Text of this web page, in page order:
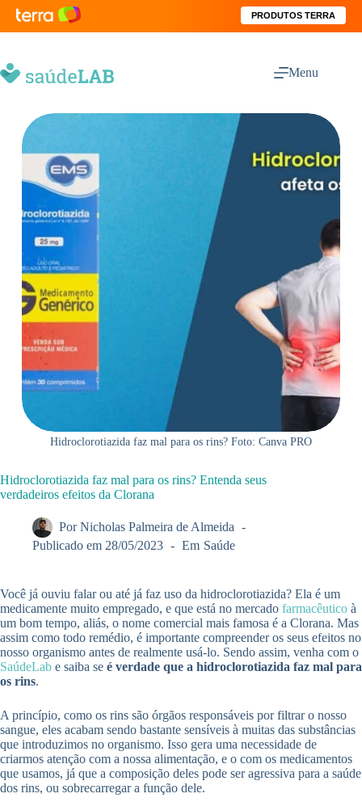
PRODUTOS TERRA
Menu
Hidroclorotiazida faz mal para os rins? Foto: Canva PRO
Hidroclorotiazida faz mal para os rins? Entenda seus
verdadeiros efeitos da Clorana
Por Nicholas Palmeira de Almeida
Publicado em 28/05/2023 Em Saúde
Você já ouviu falar ou até já faz uso da hidroclorotiazida? Ela é um
medicamente muito empregado, e que está no mercado farmacêutico à
um bom tempo, aliás, o nome comercial mais famosa é a Clorana. Mas
assim como todo remédio, é importante compreender os seus efeitos no
nosso organismo antes de realmente usá-lo. Sendo assim, venha com o
SaúdeLab e saiba se é verdade que a hidroclorotiazida faz mal para
os rins.
A princípio, como os rins são órgãos responsáveis por filtrar o nosso
sangue, eles acabam sendo bastante sensíveis à muitas das substâncias
que introduzimos no organismo. Isso gera uma necessidade de
criarmos atenção com a nossa alimentação, e o com os medicamentos
que usamos, já que a composição deles pode ser agressiva para a saúde
dos rins, ou sobrecarregar a função dele.